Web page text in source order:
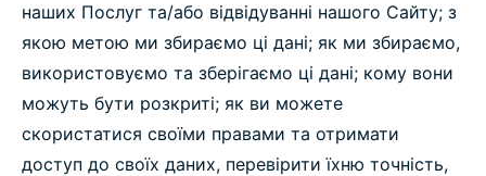
наших Послуг та/або відвідуванні нашого Сайту; з
якою метою ми збираємо ці дані; як ми збираємо,
використовуємо та зберігаємо ці дані; кому вони
можуть бути розкриті; як ви можете
скористатися своїми правами та отримати
доступ до своїх даних, перевірити їхню точність,